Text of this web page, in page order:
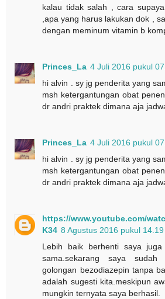
kalau tidak salah , cara
,apa yang harus lakukan dok ,
dengan meminum vitamin b
Princes_La 4 Juli 2016 pukul
hi alvin . sy jg penderita yang
msh ketergantungan obat
dr andri praktek dimana aja
Princes_La 4 Juli 2016 pukul
hi alvin . sy jg penderita yang
msh ketergantungan obat
dr andri praktek dimana aja
https://www.youtube.com/
K34 8 Agustus 2016 pukul 14.19
Lebih baik berhenti saya
sama.sekarang saya
golongan bezodiazepin tanpa
adalah sugesti kita.meskipun
mungkin ternyata saya berhasil.